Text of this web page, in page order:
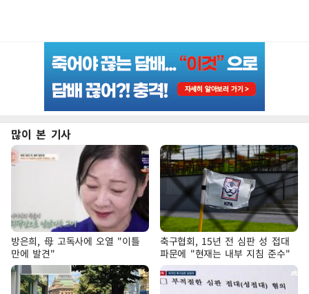
많이 본 기사
방은희, 母 고독사에 오열 "이틀
만에 발견"
축구협회, 15년 전 심판 성 접대
파문에 "현재는 내부 지침 준수"